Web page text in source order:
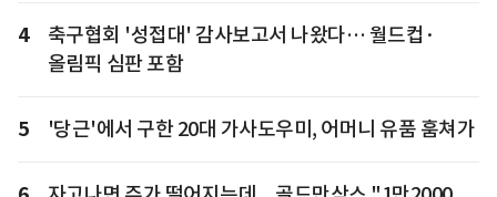
4
축구협회 '성접대' 감사보고서 나왔다… 월드컵·
올림픽 심판 포함
5 '당근'에서 구한 20대 가사도우미, 어머니 유품 훔쳐가